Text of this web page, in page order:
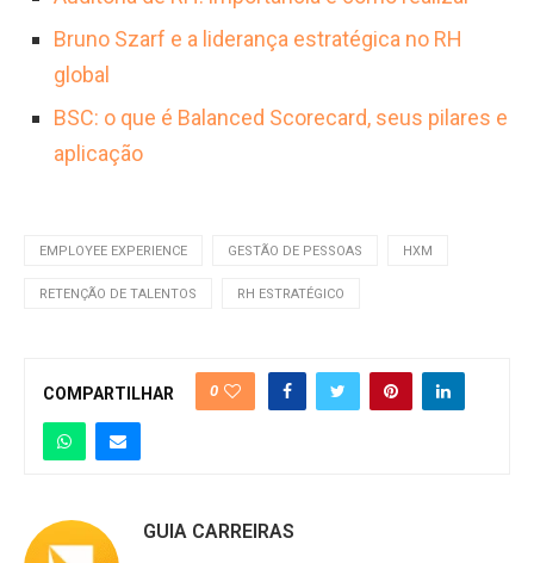
Bruno Szarf e a liderança estratégica no RH
global
BSC: o que é Balanced Scorecard, seus pilares e
aplicação
EMPLOYEE EXPERIENCE GESTÃO DE PESSOAS HXM
RETENÇÃO DE TALENTOS RH ESTRATÉGICO
COMPARTILHAR 0
GUIA CARREIRAS